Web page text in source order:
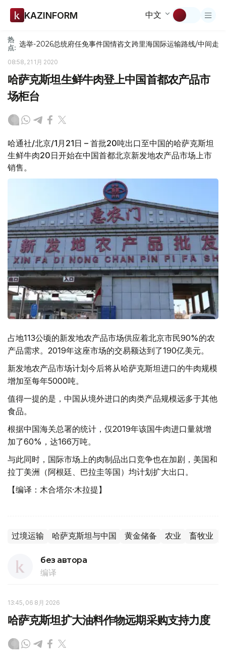
KAZINFORM 中文
热
点: 选举-2026总统府任免事件国情咨文跨里海国际运输路线/中间走廊
08:58, 21 1月 2020
哈萨克斯坦生鲜牛肉登上中国首都农产品市
场柜台
哈通社/北京/1月21日 – 首批20吨出口至中国的哈萨克斯坦
生鲜牛肉20日开始在中国首都北京新发地农产品市场上市
销售。
占地113公顷的新发地农产品市场供应着北京市民90%的农
产品需求。2019年这座市场的交易额达到了190亿美元。
新发地农产品市场计划今后将从哈萨克斯坦进口的牛肉规模
增加至每年5000吨。
值得一提的是，中国从境外进口的肉类产品规模远多于其他
食品。
根据中国海关总署的统计，仅2019年该国牛肉进口量就增
加了60%，达166万吨。
与此同时，国际市场上的肉制品出口竞争也在加剧，美国和
拉丁美洲（阿根廷、巴拉圭等国）均计划扩大出口。
【编译：木合塔尔·木拉提】
过境运输 哈萨克斯坦与中国 黄金储备 农业 畜牧业
без автора
编译
13:45, 06 8月 2026
哈萨克斯坦扩大油料作物远期采购支持力度